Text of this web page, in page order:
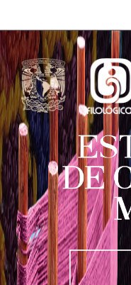
Contenido
principal
Barra
lateral